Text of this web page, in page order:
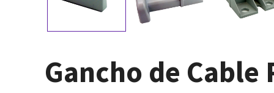
Gancho de Cable